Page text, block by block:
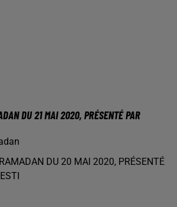
DU 21 MAI 2020, PRÉSENTÉ PAR